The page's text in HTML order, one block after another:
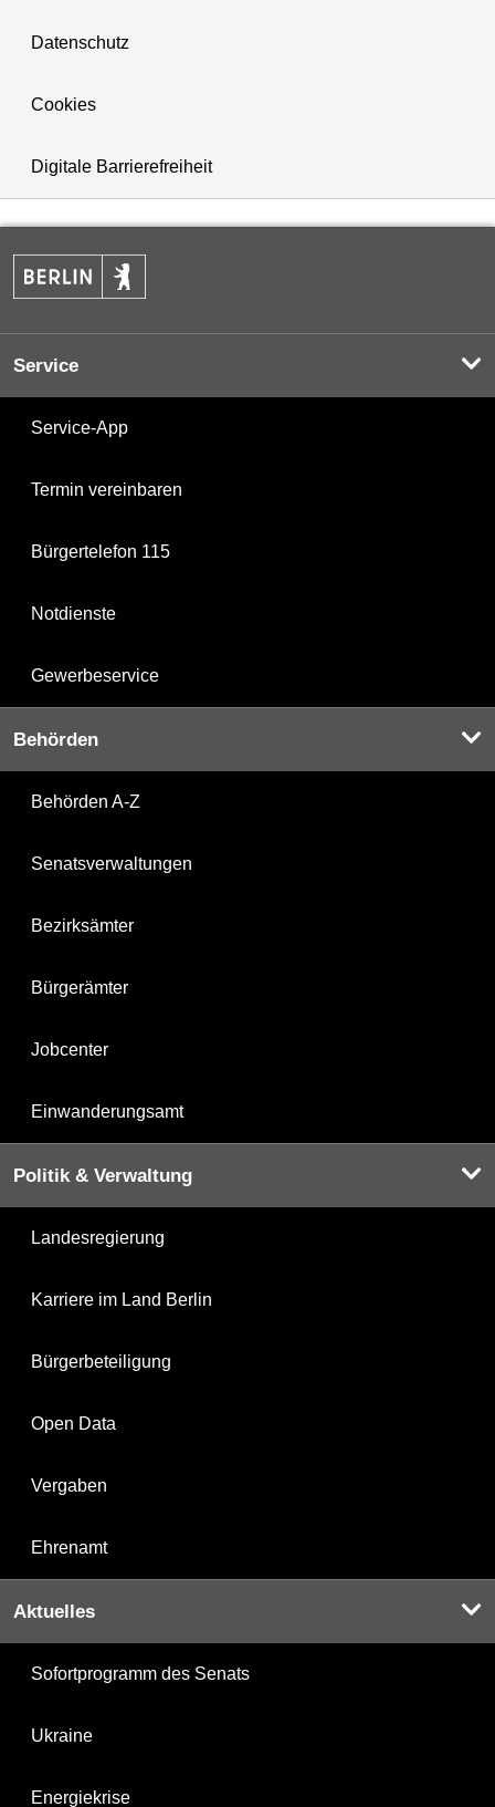
Datenschutz
Cookies
Digitale Barrierefreiheit
Service
Service-App
Termin vereinbaren
Bürgertelefon 115
Notdienste
Gewerbeservice
Behörden
Behörden A-Z
Senatsverwaltungen
Bezirksämter
Bürgerämter
Jobcenter
Einwanderungsamt
Politik & Verwaltung
Landesregierung
Karriere im Land Berlin
Bürgerbeteiligung
Open Data
Vergaben
Ehrenamt
Aktuelles
Sofortprogramm des Senats
Ukraine
Energiekrise